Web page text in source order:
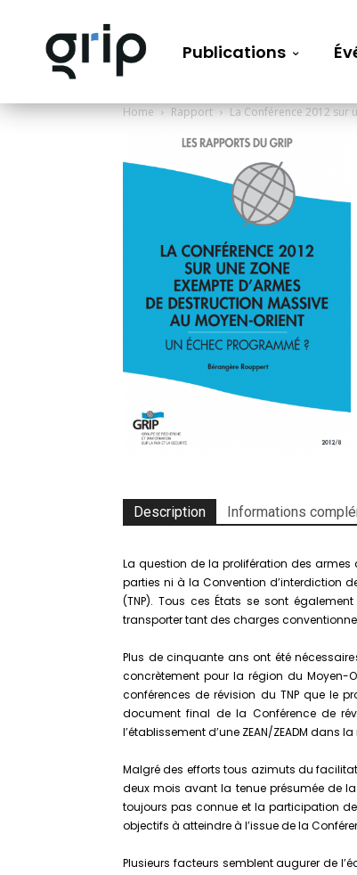
Publications
Home Rapport La Conférence 2012 sur
Description Informations
La question de la prolifération des armes
parties ni à la Convention d’interdiction
(TNP). Tous ces États se sont
transporter tant des charges
Plus de cinquante ans ont été
concrètement pour la région du Moyen-
conférences de révision du TNP que le
document final de la Conférence de
l’établissement d’une ZEAN/ZEADM dans
Malgré des efforts tous azimuts du
deux mois avant la tenue présumée de
toujours pas connue et la participation
objectifs à atteindre à l’issue de la
Plusieurs facteurs semblent augurer de